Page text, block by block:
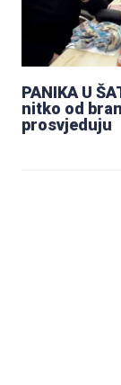
PANIKA U
nitko od
prosvjeduju